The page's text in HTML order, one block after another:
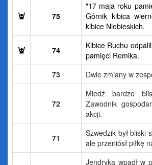
75
"17 maja roku
Górnik kibica
kibice Niebieskich.
74
Kibice Ruchu
pamięci Remika.
73
Dwie zmiany w
72
Miedź bardzo
Zawodnik
akcji.
71
Szwedzik był bliski
ale przeniósł piłkę
Jendryka wpadł w